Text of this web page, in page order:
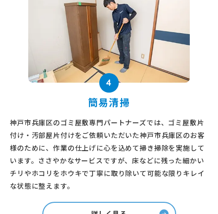
4
簡易清掃
神戸市兵庫区のゴミ屋敷専門パートナーズでは、ゴミ屋敷片
付け・汚部屋片付けをご依頼いただいた神戸市兵庫区のお客
様のために、作業の仕上げに心を込めて掃き掃除を実施して
います。ささやかなサービスですが、床などに残った細かい
チリやホコリをホウキで丁寧に取り除いて可能な限りキレイ
な状態に整えます。